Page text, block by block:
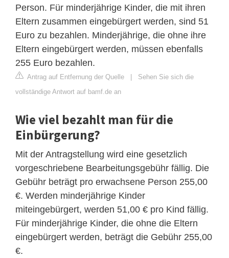
Person. Für minderjährige Kinder, die mit ihren
Eltern zusammen eingebürgert werden, sind 51
Euro zu bezahlen. Minderjährige, die ohne ihre
Eltern eingebürgert werden, müssen ebenfalls
255 Euro bezahlen.
Antrag auf Entfernung der Quelle
Sehen Sie sich die
vollständige Antwort auf bamf.de an
Wie viel bezahlt man für die
Einbürgerung?
Mit der Antragstellung wird eine gesetzlich
vorgeschriebene Bearbeitungsgebühr fällig. Die
Gebühr beträgt pro erwachsene Person 255,00
€. Werden minderjährige Kinder
miteingebürgert, werden 51,00 € pro Kind fällig.
Für minderjährige Kinder, die ohne die Eltern
eingebürgert werden, beträgt die Gebühr 255,00
€.